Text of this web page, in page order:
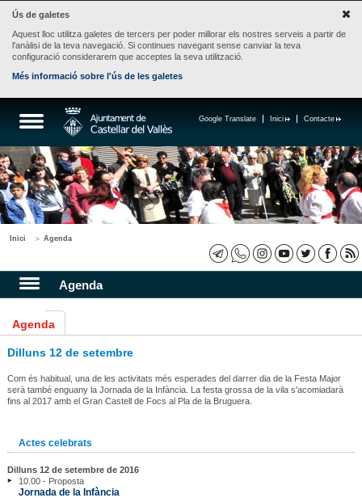
Ús de galetes
Aquest lloc utilitza galetes de tercers per poder millorar els nostres serveis a partir de
l'anàlisi de la teva navegació. Si continues navegant sense canviar la teva
configuració considerarem que acceptes la seva utilització.
Més informació sobre l'ús de les galetes
Contacte
Inici
Google Translate
Inici Agenda
Agenda
Agenda
Dilluns 12 de setembre
Com és habitual, una de les activitats més esperades del darrer dia de la Festa Major
serà també enguany la Jornada de la Infància. La festa grossa de la vila s'acomiadarà
fins al 2017 amb el Gran Castell de Focs al Pla de la Bruguera.
Actes celebrats
Dilluns 12 de setembre de 2016
10.00 - Proposta
Jornada de la Infància